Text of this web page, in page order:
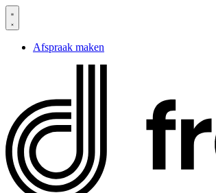
Spring
naar
inhoudAfspraak maken